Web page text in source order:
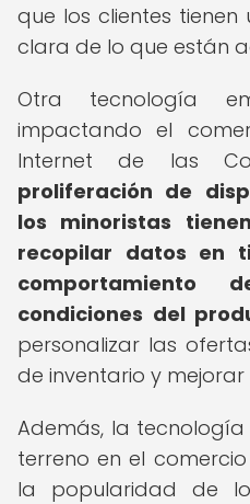
que los clientes
clara de lo que están
Otra tecnología
impactando el
Internet de las
proliferación de
los minoristas
recopilar datos en
condiciones del
personalizar las
de inventario y
Además, la
terreno en el
la popularidad de